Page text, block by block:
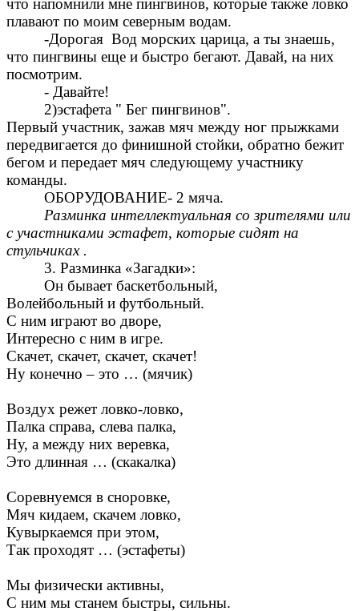
плавают по моим северным водам.
-Дорогая Вод морских царица, а ты знаешь,
что пингвины еще и быстро бегают. Давай, на них
посмотрим.
- Давайте!
2)эстафета " Бег пингвинов".
Первый участник, зажав мяч между ног прыжками
передвигается до финишной стойки, обратно бежит
бегом и передает мяч следующему участнику
команды.
ОБОРУДОВАНИЕ- 2 мяча.
Разминка интеллектуальная со зрителями или
с участниками эстафет, которые сидят на
стульчиках .
3. Разминка «Загадки»:
Он бывает баскетбольный,
Волейбольный и футбольный.
С ним играют во дворе,
Интересно с ним в игре.
Скачет, скачет, скачет, скачет!
Ну конечно – это … (мячик)
Воздух режет ловко-ловко,
Палка справа, слева палка,
Ну, а между них веревка,
Это длинная … (скакалка)
Соревнуемся в сноровке,
Мяч кидаем, скачем ловко,
Кувыркаемся при этом,
Так проходят … (эстафеты)
Мы физически активны,
С ним мы станем быстры, сильны.